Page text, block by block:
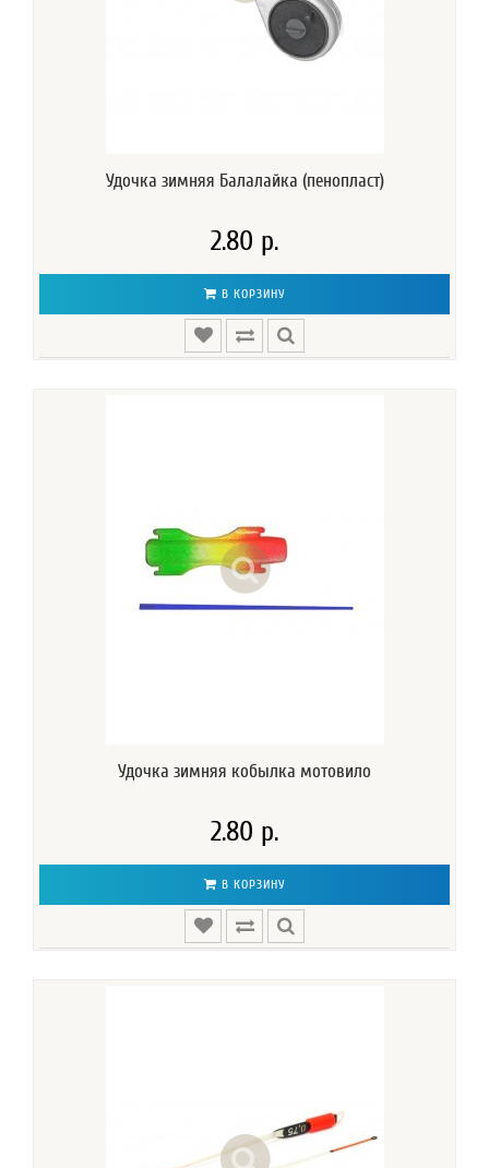
Удочка зимняя Балалайка (пенопласт)
2.80 р.
В КОРЗИНУ
Удочка зимняя кобылка мотовило
2.80 р.
В КОРЗИНУ